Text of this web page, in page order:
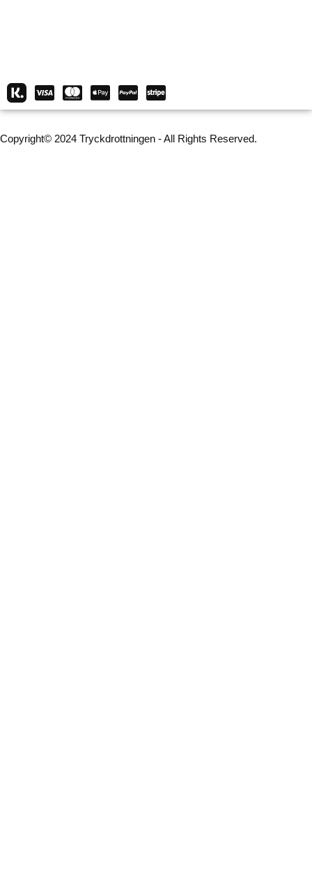
Copyright© 2024 Tryckdrottningen - All Rights Reserved.